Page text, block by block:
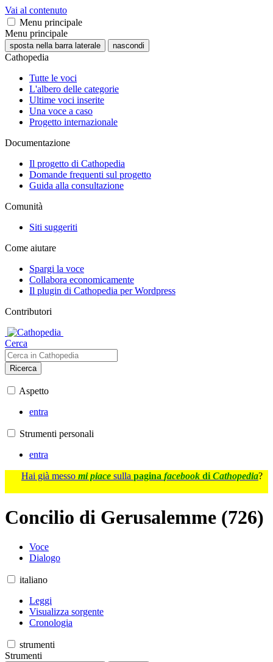
Vai al contenuto
Menu principale
Menu principale
sposta nella barra laterale nascondi
Cathopedia
Tutte le voci
L'albero delle categorie
Ultime voci inserite
Una voce a caso
Progetto internazionale
Documentazione
Il progetto di Cathopedia
Domande frequenti sul progetto
Guida alla consultazione
Comunità
Siti suggeriti
Come aiutare
Spargi la voce
Collabora economicamente
Il plugin di Cathopedia per Wordpress
Contributori
Cerca
Ricerca
Aspetto
entra
Strumenti personali
entra
Hai già messo mi piace sulla pagina facebook di Cathopedia?
Concilio di Gerusalemme (726)
Voce
Dialogo
italiano
Leggi
Visualizza sorgente
Cronologia
strumenti
Strumenti